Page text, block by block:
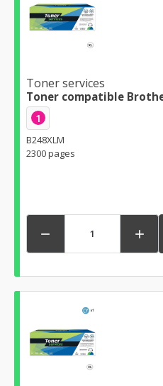
Toner services
Toner compatible
1
B248XLM
2300 pages
 